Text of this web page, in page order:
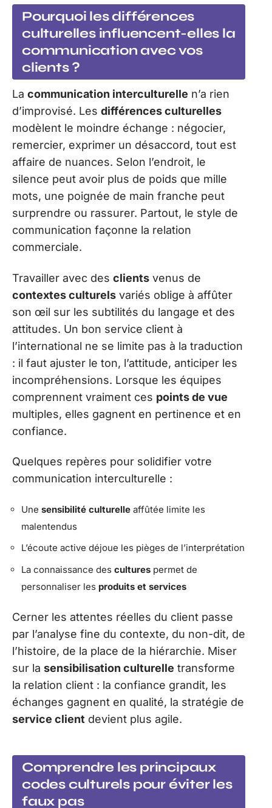
Pourquoi les différences
culturelles influencent-elles la
communication avec vos
clients ?
La communication interculturelle n’a rien
d’improvisé. Les différences culturelles
modèlent le moindre échange : négocier,
remercier, exprimer un désaccord, tout est
affaire de nuances. Selon l’endroit, le
silence peut avoir plus de poids que mille
mots, une poignée de main franche peut
surprendre ou rassurer. Partout, le style de
communication façonne la relation
commerciale.
Travailler avec des clients venus de
contextes culturels variés oblige à affûter
son œil sur les subtilités du langage et des
attitudes. Un bon service client à
l’international ne se limite pas à la traduction
: il faut ajuster le ton, l’attitude, anticiper les
incompréhensions. Lorsque les équipes
comprennent vraiment ces points de vue
multiples, elles gagnent en pertinence et en
confiance.
Quelques repères pour solidifier votre
communication interculturelle :
Une sensibilité culturelle affûtée limite les
malentendus
L’écoute active déjoue les pièges de l’interprétation
La connaissance des cultures permet de
personnaliser les produits et services
Cerner les attentes réelles du client passe
par l’analyse fine du contexte, du non-dit, de
l’histoire, de la place de la hiérarchie. Miser
sur la sensibilisation culturelle transforme
la relation client : la confiance grandit, les
échanges gagnent en qualité, la stratégie de
service client devient plus agile.
Comprendre les principaux
codes culturels pour éviter les
faux pas